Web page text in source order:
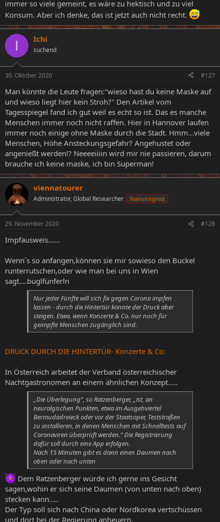
immer so viele gemeint, es wäre zu hektisch und zu viel
Konsum. Aber ich denke, das ist jetzt auch nicht recht.
I Ichi
suchend
30. Oktober 2020 #127
Man könnte die Leute fragen:"wieso hast du keine Maske auf
und wieso liegt hier kein Stroh?" Den Artikel vom
Tagesspiegel fand ich gut weil es echt so ist. Das es manche
Menschen immer noch nicht raffen. Hier in Hannover laufen
immer noch einige ohne Maske durch die Stadt. Hmm...viele
Menschen, Höhe Ansteckungsgefahr? Angehustet oder
angenießt werden!? Neeeeiiiin wird mir nie passieren, darum
brauche ich keine maske, ich bin Superman!
viennatourer
Administrator, Global Researcher Teammitglied
29. November 2020 #128
Impfausweis......
Wenn´s so anfangen,können sie mir sowieso den Buckel
runterrutschen,oder wie man bei uns in Wien
sagt....buglfünferln
Nur jeder Fünfte will sich fix gegen Corona impfen
lassen - durch die Hintertür könnte der Druck aber
steigen. Etwa, wenn Konzerte & Co. nur noch für
geimpfte Menschen zugänglich sind.
DRUCK DURCH DIE HINTERTÜR- Konzerte & Co:
In Österreich arbeitet der Verband österreichischer
Nachtgastronomen an einem ähnlichen Konzept.....
„Die Überlegung“, so Ratzenberger, „ist, an
neuralgischen Punkten, etwa im Ausgehviertel
Bermudadreieck oder vor der Staatsoper, Teststraßen
zu installieren, in denen Menschen mit Schnelltests auf
Coronaviren überprüft werden.“ Die Registrierung
dafür soll durch eine App erfolgen.
Nach 15 Minuten gibt es dann einen Daumen nach
oben oder nach unten
Dem Ratzenberger würde ich gerne ins Gesicht
sagen,wohin er sich seine Daumen (von unten nach oben)
stecken kann.....
Der Typ soll sich nach China oder Nordkorea vertschüssen
und dort bei der Regierung anheuern.